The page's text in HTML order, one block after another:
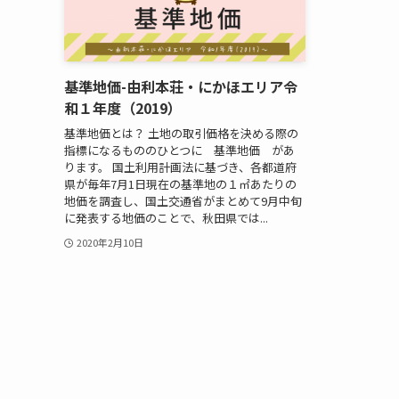
基準地価-由利本荘・にかほエリア令
和１年度（2019）
基準地価とは？ 土地の取引価格を決める際の
指標になるもののひとつに 基準地価 があ
ります。 国土利用計画法に基づき、各都道府
県が毎年7月1日現在の基準地の１㎡あたりの
地価を調査し、国土交通省がまとめて9月中旬
に発表する地価のことで、秋田県では...
2020年2月10日